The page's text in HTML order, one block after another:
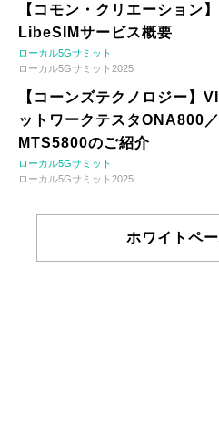
【コモン・クリエーション
LibeSIMサービス概要
ローカル5Gサミット
ローカル5Gサミット2025
【コーンズテクノロジー
ットワークテスタONA800
MTS5800のご紹介
ローカル5Gサミット
ローカル5Gサミット2025
ホワイトペ